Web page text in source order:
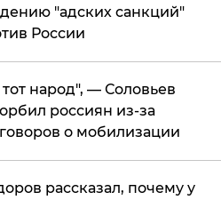
"адских санкций"
России
народ", — Соловьев
россиян из-за
о мобилизации
рассказал, почему у